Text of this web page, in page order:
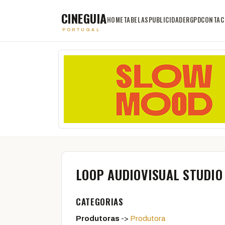
CINEGUIA
PORTUGAL
HOMETABELASPUBLICIDADERGPD
LOOP AUDIOVISUAL STUDIO
CATEGORIAS
Produtoras -> Produtora